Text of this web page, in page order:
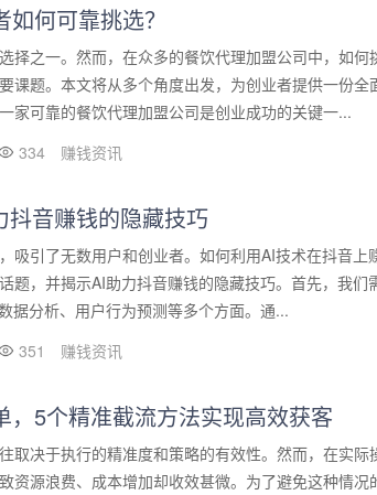
何可靠挑选？
择之一。然而，在众多的餐饮代理加盟公司中，如何
课题。本文将从多个角度出发，为创业者提供一份全
家可靠的餐饮代理加盟公司是创业成功的关键一...
334 赚钱资讯
音赚钱的隐藏技巧
吸引了无数用户和创业者。如何利用AI技术在抖音上
题，并揭示AI助力抖音赚钱的隐藏技巧。首先，我们
据分析、用户行为预测等多个方面。通...
351 赚钱资讯
5个精准截流方法实现高效获客
取决于执行的精准度和策略的有效性。然而，在实际
资源浪费、成本增加却收效甚微。为了避免这种情况